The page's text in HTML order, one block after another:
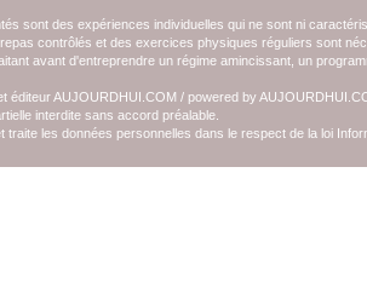
sont des expériences individuelles qui ne sont ni
contrôlés et des exercices physiques réguliers sont
avant d'entreprendre un régime amincissant, un
éditeur AUJOURDHUI.COM / powered by
interdite sans accord préalable.
traite les données personnelles dans le respect de la loi